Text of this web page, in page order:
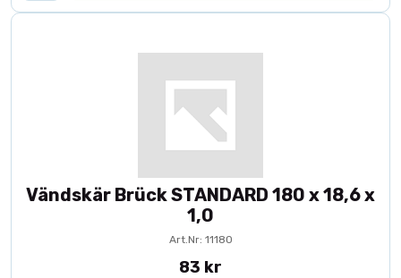
exakt vinkel och hög ytfinish. Våra V-skär är utvecklade för
precision i din fräsbearbetning.
Vändskär Brück STANDARD 180 x 18,6 x
1,0
Art.Nr: 11180
83 kr